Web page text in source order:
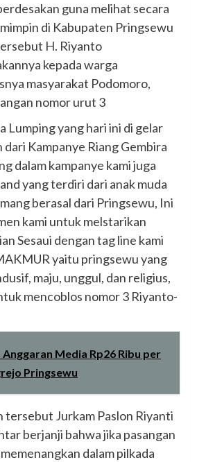
guna melihat secara
di Kabupaten Pringsewu
H. Riyanto
kepada warga
masyarakat Podomoro,
nomor urut 3
Lumping yang hari ini di gelar
dari Kampanye Riang Gembira
dalam kampanye kami juga
yang terdiri dari anak muda
berasal dari Pringsewu, Ini
kami untuk melstarikan
Sesaui dengan tag line kami
yaitu pringsewu yang
maju, unggul, dan religius,
mencoblos nomor 3 Riyanto-
Media Rp26 Ribu per
Pringsewu
tersebut Jurkam Paslon Riyanti
berjanji bahwa jika pasangan
dalam pilkada